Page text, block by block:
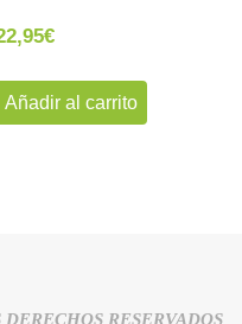
€
Añadir al carrito
RESERVADOS